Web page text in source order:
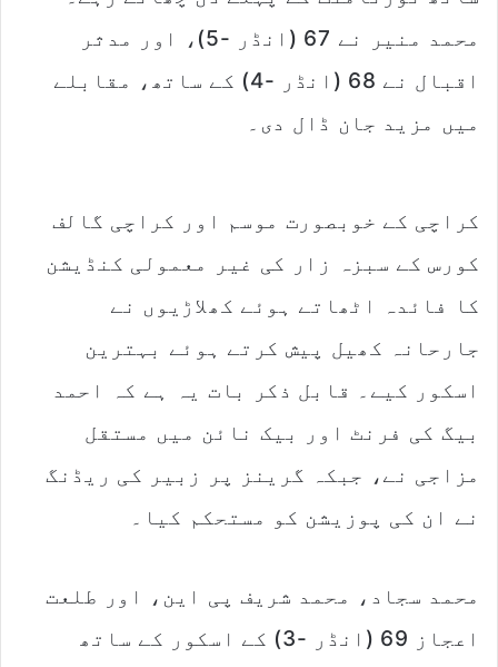
محمد منیر نے 67 (انڈر -5)، اور مدثر
اقبال نے 68 (انڈر -4) کے ساتھ، مقابلے
میں مزید جان ڈال دی۔
کراچی کے خوبصورت موسم اور کراچی گالف
کورس کے سبزہ زار کی غیر معمولی کنڈیشن
کا فائدہ اٹھاتے ہوئے کھلاڑیوں نے
جارحانہ کھیل پیش کرتے ہوئے بہترین
اسکور کیے۔ قابل ذکر بات یہ ہے کہ احمد
بیگ کی فرنٹ اور بیک نائن میں مستقل
مزاجی نے، جبکہ گرینز پر زبیر کی ریڈنگ
نے ان کی پوزیشن کو مستحکم کیا۔
محمد سجاد، محمد شریف پی این، اور طلعت
اعجاز 69 (انڈر -3) کے اسکور کے ساتھ